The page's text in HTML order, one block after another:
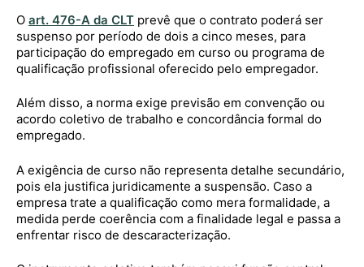
O art. 476-A da CLT prevê que o contrato poderá ser
suspenso por período de dois a cinco meses, para
participação do empregado em curso ou programa de
qualificação profissional oferecido pelo empregador.
Além disso, a norma exige previsão em convenção ou
acordo coletivo de trabalho e concordância formal do
empregado.
A exigência de curso não representa detalhe secundário,
pois ela justifica juridicamente a suspensão. Caso a
empresa trate a qualificação como mera formalidade, a
medida perde coerência com a finalidade legal e passa a
enfrentar risco de descaracterização.